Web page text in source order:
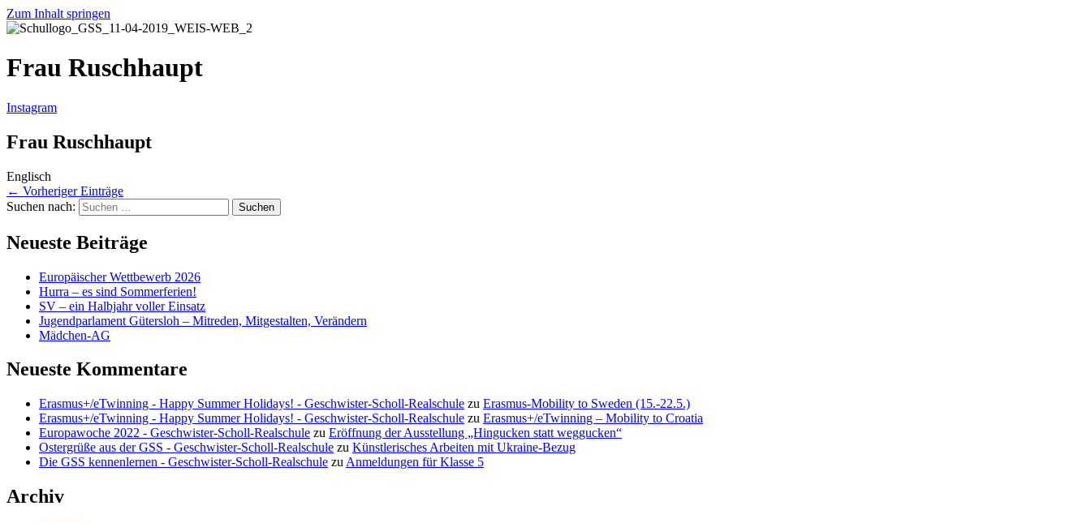
Zum Inhalt springen
Frau Ruschhaupt
Instagram
Frau Ruschhaupt
Englisch
← Vorheriger Einträge
Suchen nach:
Neueste Beiträge
Europäischer Wettbewerb 2026
Hurra – es sind Sommerferien!
SV – ein Halbjahr voller Einsatz
Jugendparlament Gütersloh – Mitreden, Mitgestalten, Verändern
Mädchen-AG
Neueste Kommentare
Erasmus+/eTwinning - Happy Summer Holidays! - Geschwister-Scholl-Realschule zu Erasmus-Mobility to Sweden (15.-22.5.)
Erasmus+/eTwinning - Happy Summer Holidays! - Geschwister-Scholl-Realschule zu Erasmus+/eTwinning – Mobility to Croatia
Europawoche 2022 - Geschwister-Scholl-Realschule zu Eröffnung der Ausstellung „Hingucken statt weggucken“
Ostergrüße aus der GSS - Geschwister-Scholl-Realschule zu Künstlerisches Arbeiten mit Ukraine-Bezug
Die GSS kennenlernen - Geschwister-Scholl-Realschule zu Anmeldungen für Klasse 5
Archiv